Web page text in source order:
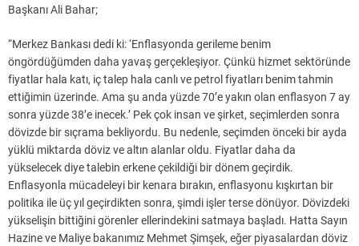
Başkanı Ali Bahar;
“Merkez Bankası dedi ki: ‘Enflasyonda gerileme benim
öngördüğümden daha yavaş gerçekleşiyor. Çünkü hizmet sektöründe
fiyatlar hala katı, iç talep hala canlı ve petrol fiyatları benim tahmin
ettiğimin üzerinde. Ama şu anda yüzde 70’e yakın olan enflasyon 7 ay
sonra yüzde 38’e inecek.’ Pek çok insan ve şirket, seçimlerden sonra
dövizde bir sıçrama bekliyordu. Bu nedenle, seçimden önceki bir ayda
yüklü miktarda döviz ve altın alanlar oldu. Fiyatlar daha da
yükselecek diye talebin erkene çekildiği bir dönem geçirdik.
Enflasyonla mücadeleyi bir kenara bırakın, enflasyonu kışkırtan bir
politika ile üç yıl geçirdikten sonra, şimdi işler terse dönüyor. Dövizdeki
yükselişin bittiğini görenler ellerindekini satmaya başladı. Hatta Sayın
Hazine ve Maliye bakanımız Mehmet Şimşek, eğer piyasalardan döviz